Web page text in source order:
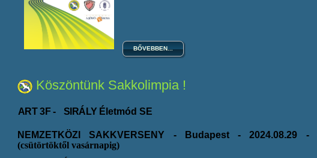
BŐVEBBEN...
Köszöntünk Sakkolimpia !
ART3F- SIRÁLY Életmód SE
NEMZETKÖZI
SAKKVERSENY - Budapest - 2024.08.29 -
(csütörtöktől vasárnapig)